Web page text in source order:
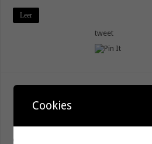
Leer
tweet
Curbelo apuesta por
implantación de nuevos
las islas
Cookies